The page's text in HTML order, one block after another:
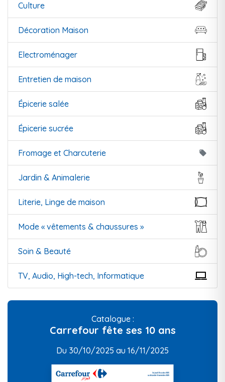
Culture
Décoration Maison
Electroménager
Entretien de maison
Épicerie salée
Épicerie sucrée
Fromage et Charcuterie local_offer
Jardin & Animalerie
Literie, Linge de maison
Mode « vêtements & chaussures »
Soin & Beauté
TV, Audio, High-tech, Informatique
Catalogue :
Carrefour fête ses 10 ans
Du 30/10/2025 au 16/11/2025